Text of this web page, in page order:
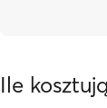
Ile